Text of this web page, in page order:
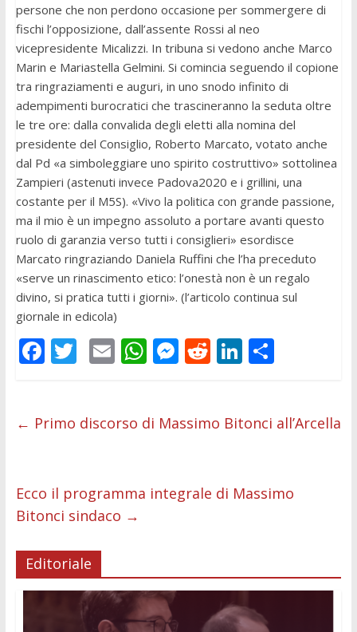
persone che non perdono occasione per sommergere di
fischi l’opposizione, dall’assente Rossi al neo
vicepresidente Micalizzi. In tribuna si vedono anche Marco
Marin e Mariastella Gelmini. Si comincia seguendo il copione
tra ringraziamenti e auguri, in uno snodo infinito di
adempimenti burocratici che trascineranno la seduta oltre
le tre ore: dalla convalida degli eletti alla nomina del
presidente del Consiglio, Roberto Marcato, votato anche
dal Pd «a simboleggiare uno spirito costruttivo» sottolinea
Zampieri (astenuti invece Padova2020 e i grillini, una
costante per il M5S). «Vivo la politica con grande passione,
ma il mio è un impegno assoluto a portare avanti questo
ruolo di garanzia verso tutti i consiglieri» esordisce
Marcato ringraziando Daniela Ruffini che l’ha preceduto
«serve un rinascimento etico: l’onestà non è un regalo
divino, si pratica tutti i giorni». (l’articolo continua sul
giornale in edicola)
F
ac
b
k
T
w
er
E
m
l
W
h
s
p
M
e
e
er
R
e
di
Li
n
e
C
di
← Primo discorso di Massimo Bitonci all’Arcella
Ecco il programma integrale di Massimo
Bitonci sindaco →
Editoriale